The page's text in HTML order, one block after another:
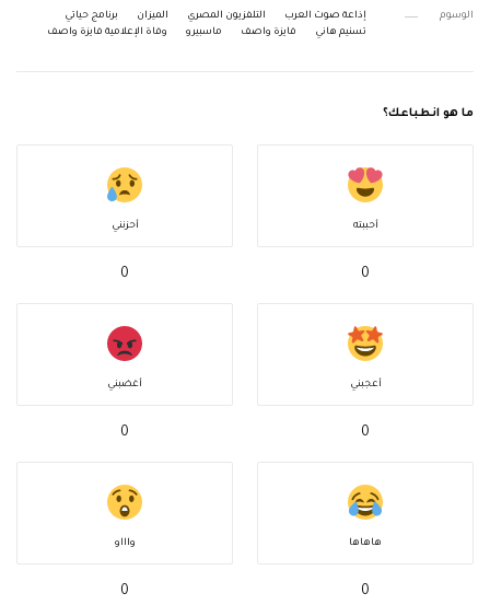
الوسوم إذاعة صوت العرب التلفزيون المصري الميزان
برنامج حياتي
تسنيم هاني
فايزة واصف ماسبيرو وفاة الإعلامية فايزة واصف
ما هو انطباعك؟
أحببته
0
أحزنني
0
أعجبني
0
أغضبني
0
هاهاها
0
واااو
0